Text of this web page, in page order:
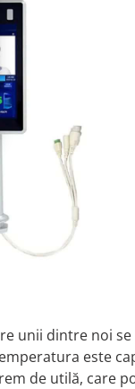
unii dintre noi
este
de utilă, care